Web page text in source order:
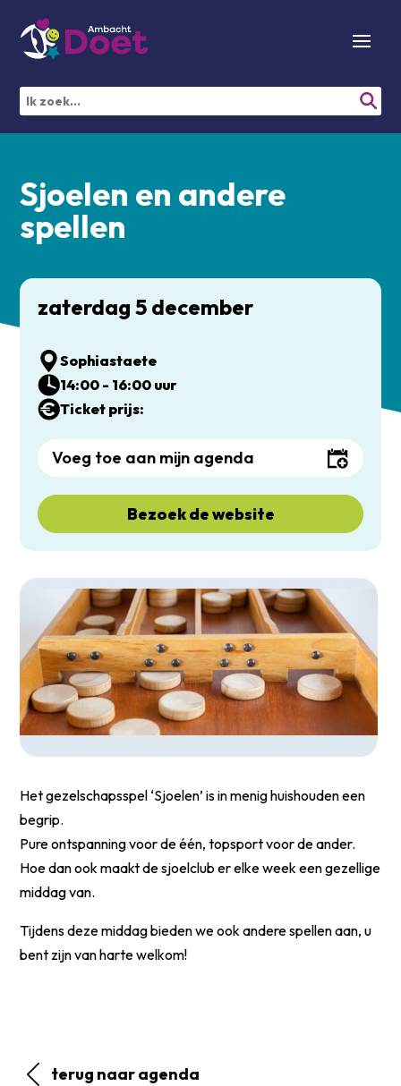
Sjoelen en andere
spellen
Het gezelschapsspel ‘Sjoelen’ is in menig huishouden een
begrip.
Pure ontspanning voor de één, topsport voor de ander.
Hoe dan ook maakt de sjoelclub er elke week een gezellige
middag van.
Tijdens deze middag bieden we ook andere spellen aan, u
bent zijn van harte welkom!
terug naar agenda
zaterdag 5 december
Sophiastaete
14:00 - 16:00 uur
Ticket prijs:
Voeg toe aan mijn agenda
Bezoek de website